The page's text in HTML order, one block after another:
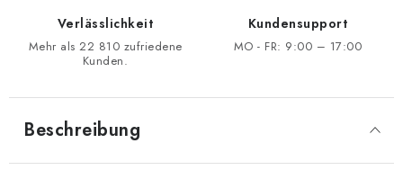
Verlässlichkeit
Mehr als 22 810 zufriedene
Kunden.
Kundensupport
MO - FR: 9:00 – 17:00
Beschreibung